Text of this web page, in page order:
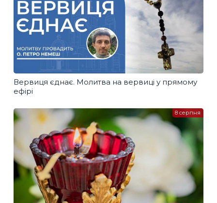
Вервиця єднає. Молитва на вервиці у прямому
ефірі
8 серпня